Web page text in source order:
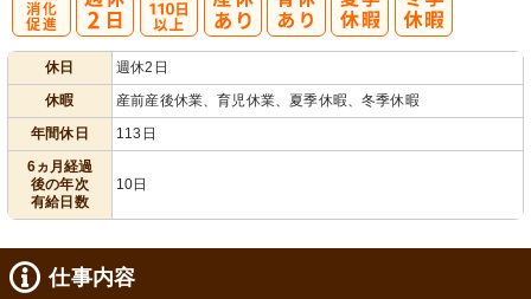
休日
週休2日
休暇
産前産後休業、育児休業、夏季休暇、冬季休暇
年間休日
113日
6ヵ月経過
後の年次
有給日数
10日
仕事内容